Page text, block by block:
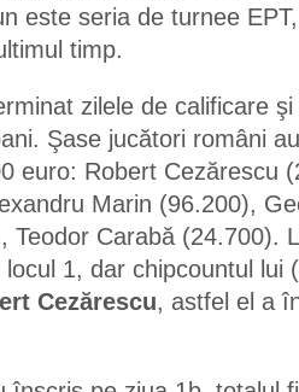
este seria de turnee
timp.
zilele de calificare
Şase jucători români
euro: Robert Cezărescu
Marin (96.200),
Teodor Carabă (24.700).
1, dar chipcountul lui
Cezărescu, astfel el a